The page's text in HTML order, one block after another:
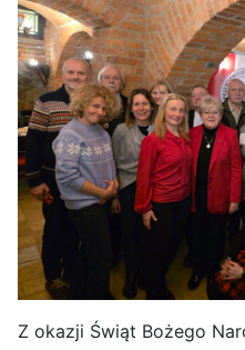
Z okazji Świąt Bożego